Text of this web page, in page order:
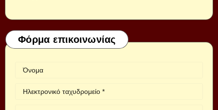
Φόρμα επικοινωνίας